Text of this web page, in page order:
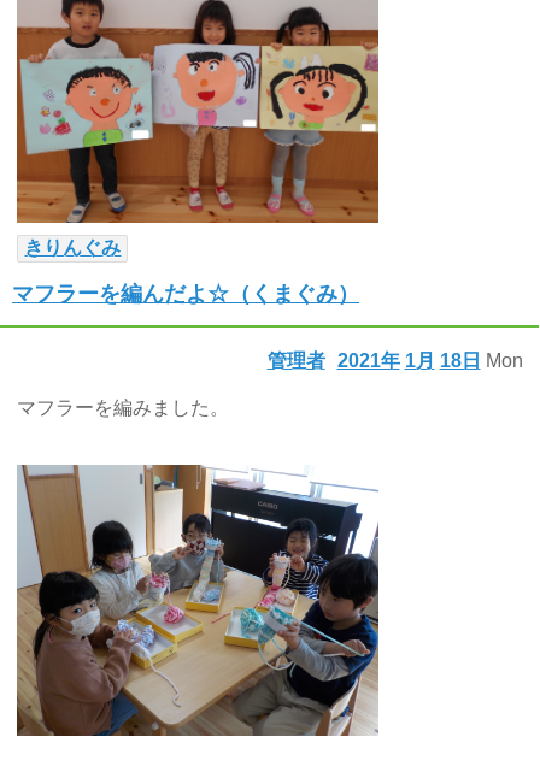
きりんぐみ
マフラーを編んだよ☆（くまぐみ）
2021年 1月 18日 Mon
管理者
マフラーを編みました。